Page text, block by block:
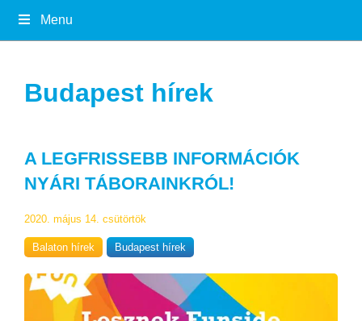
Menu
Budapest hírek
A LEGFRISSEBB INFORMÁCIÓK
NYÁRI TÁBORAINKRÓL!
2020. május 14. csütörtök
Balaton hírek Budapest hírek